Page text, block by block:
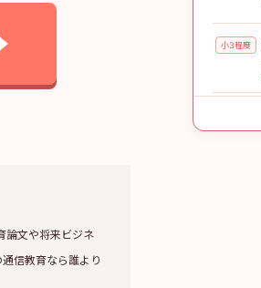
論文や将来ビジネ
信教育なら誰より
小3程度